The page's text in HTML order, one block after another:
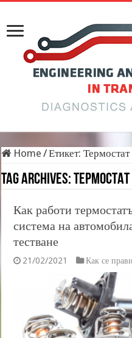
Home /Етикет:
Tag Archives:
Как работи
система на
тестване
21/02/2021 Как се прави